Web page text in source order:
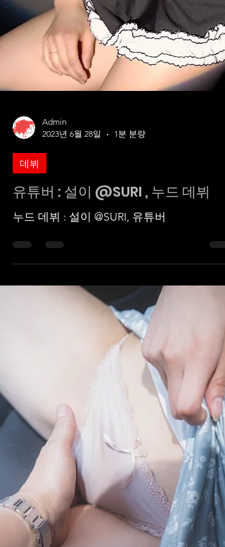
Admin
2023년 6월 28일
1분 분량
데뷔
유튜버 : 설이 @SURI , 누드 데뷔
누드 데뷔 : 설이 @SURI, 유튜버